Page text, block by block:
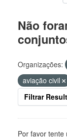
Não
Organizações:
aviação civil
Filtrar
Por favor tente